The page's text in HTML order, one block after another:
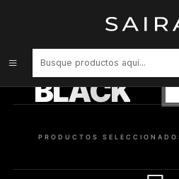
Perfume Ungaro Fresh For Him
BLACK
PRODUCTOS